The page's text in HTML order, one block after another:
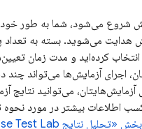
شروع می‌شود، شما به طور
هدایت می‌شوید. بسته به تعداد
کرده‌اید و مدت زمان
اجرای آزمایش‌ها می‌تواند
آزمایش‌هایتان، می‌توانید نتایج
اطلاعات بیشتر در مورد نحوه
بخش «تحلیل نتایج Test Lab